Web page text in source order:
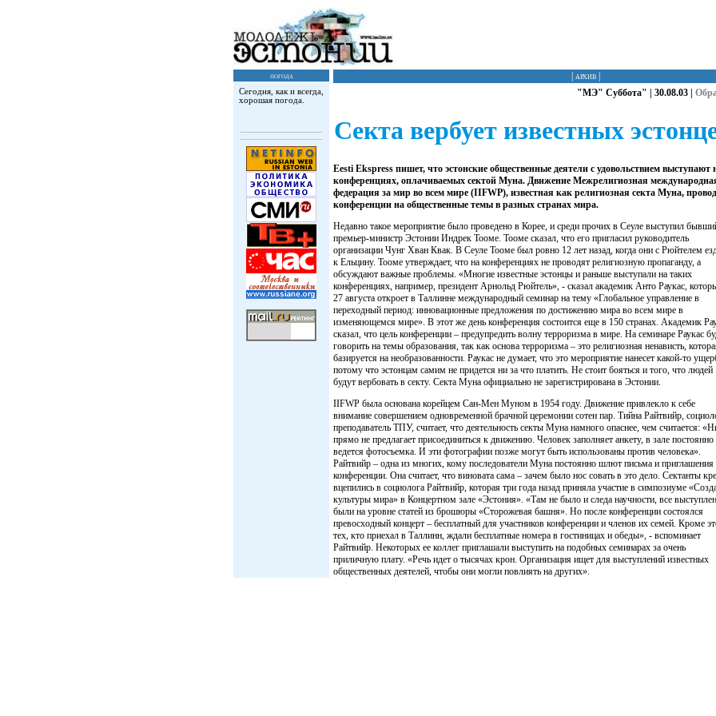
погода
Сегодня, как и всегда,
хорошая погода.
архив
"МЭ" Суббота" | 30.08.03 |
Секта вербует известных
Eesti Ekspress пишет, что эстонские общественные деятели с удовольствием выступают
конференциях, оплачиваемых сектой Муна. Движение Межрелигиозная
федерация за мир во всем мире (IIFWP), известная как религиозная секта Муна,
конференции на общественные темы в разных странах мира.
Недавно такое мероприятие было проведено в Корее, и среди прочих в Сеуле выступил
премьер-министр Эстонии Индрек Тооме. Тооме сказал, что его пригласил руководитель
организации Чунг Хван Квак. В Сеуле Тооме был ровно 12 лет назад, когда они с Рюйтелем
к Ельцину. Тооме утверждает, что на конференциях не проводят религиозную пропаганду, а
обсуждают важные проблемы. «Многие известные эстонцы и раньше выступали на таких
конференциях, например, президент Арнольд Рюйтель», - сказал академик Анто Раукас,
27 августа откроет в Таллинне международный семинар на тему «Глобальное управление в
переходный период: инновационные предложения по достижению мира во всем мире в
изменяющемся мире». В этот же день конференция состоится еще в 150 странах. Академик
сказал, что цель конференции – предупредить волну терроризма в мире. На семинаре Раукас
говорить на темы образования, так как основа терроризма – это религиозная ненависть,
базируется на необразованности. Раукас не думает, что это мероприятие нанесет какой-то
потому что эстонцам самим не придется ни за что платить. Не стоит бояться и того, что людей
будут вербовать в секту. Секта Муна официально не зарегистрирована в Эстонии.
IIFWP была основана корейцем Сан-Мен Муном в 1954 году. Движение привлекло к себе
внимание совершением одновременной брачной церемонии сотен пар. Тийна Райтвийр,
преподаватель ТПУ, считает, что деятельность секты Муна намного опаснее, чем считается:
прямо не предлагает присоединиться к движению. Человек заполняет анкету, в зале постоянно
ведется фотосъемка. И эти фотографии позже могут быть использованы против человека».
Райтвийр – одна из многих, кому последователи Муна постоянно шлют письма и приглашения
конференции. Она считает, что виновата сама – зачем было нос совать в это дело. Сектанты
вцепились в социолога Райтвийр, которая три года назад приняла участие в симпозиуме
культуры мира» в Концертном зале «Эстония». «Там не было и следа научности, все
были на уровне статей из брошюры «Сторожевая башня». Но после конференции состоялся
превосходный концерт – бесплатный для участников конференции и членов их семей. Кроме
тех, кто приехал в Таллинн, ждали бесплатные номера в гостиницах и обеды», - вспоминает
Райтвийр. Некоторых ее коллег приглашали выступить на подобных семинарах за очень
приличную плату. «Речь идет о тысячах крон. Организация ищет для выступлений известных
общественных деятелей, чтобы они могли повлиять на других».